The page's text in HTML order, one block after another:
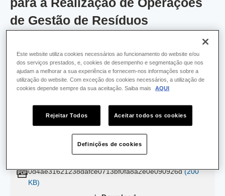
de Gestão de Resíduos
Empresa:RVOLTA - Valorização de Resíduos,
SA
Concelho:Lisboa
Data de Emissão:12/07/2011
Data de Validade:30/06/2014
0d4ae31621238dafce0713bf0fa8a2e0e090926d(200
KB)
Este website utiliza cookies necessários ao funcionamento do website e/ou
dos serviços prestados, e, cookies de desempenho e segmentação que nos
ajudam a melhorar a sua experiência e fornecem-nos informações sobre a
utilização do website. Com exceção dos cookies necessários, a utilização de
cookies depende sempre da sua aceitação. Saiba mais
AQUI
Rejeitar Todos Aceitar todos os cookies
Definições de cookies